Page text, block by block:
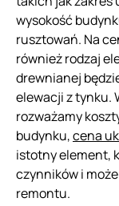
wysokość
rusztowań. Na
również rodzaj
drewnianej
elewacji z tynku.
rozważamy
budynku,cena
istotny element,
czynników i
remontu.